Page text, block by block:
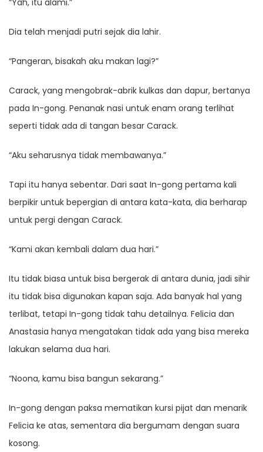
“Yah, itu alami.”
Dia telah menjadi putri sejak dia lahir.
“Pangeran, bisakah aku makan lagi?”
Carack, yang mengobrak-abrik kulkas dan dapur, bertanya
pada In-gong. Penanak nasi untuk enam orang terlihat
seperti tidak ada di tangan besar Carack.
“Aku seharusnya tidak membawanya.”
Tapi itu hanya sebentar. Dari saat In-gong pertama kali
berpikir untuk bepergian di antara kata-kata, dia berharap
untuk pergi dengan Carack.
“Kami akan kembali dalam dua hari.”
Itu tidak biasa untuk bisa bergerak di antara dunia, jadi sihir
itu tidak bisa digunakan kapan saja. Ada banyak hal yang
terlibat, tetapi In-gong tidak tahu detailnya. Felicia dan
Anastasia hanya mengatakan tidak ada yang bisa mereka
lakukan selama dua hari.
“Noona, kamu bisa bangun sekarang.”
In-gong dengan paksa mematikan kursi pijat dan menarik
Felicia ke atas, sementara dia bergumam dengan suara
kosong.